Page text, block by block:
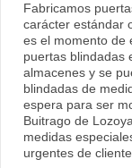
Fabricamos
carácter estándar
es el momento de
puertas blindadas
almacenes y se
blindadas de
espera para ser
Buitrago de
medidas
urgentes de